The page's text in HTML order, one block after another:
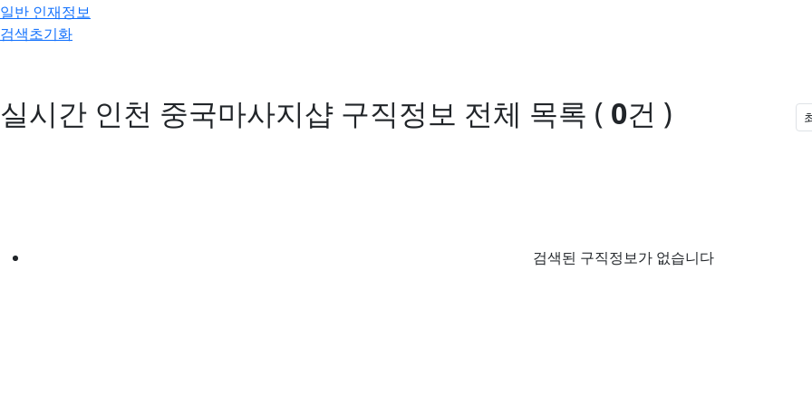
일반 인재정보
검색초기화
실시간 인천 중국마사지샵 구직정보 전체 목록 ( 0건 )
검색된 구직정보가 없습니다